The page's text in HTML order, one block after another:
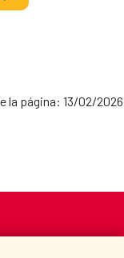
la página: 13/02/2026